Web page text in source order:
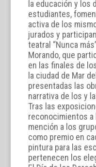
la educación y los
estudiantes,
activa de los
jurados y
teatral “Nunca
Morando, que
en las finales de
la ciudad de Mar
presentadas las
narrativa de los y
Tras las
reconocimientos
mención a los
como premio en
pintura para las
pertenecen los